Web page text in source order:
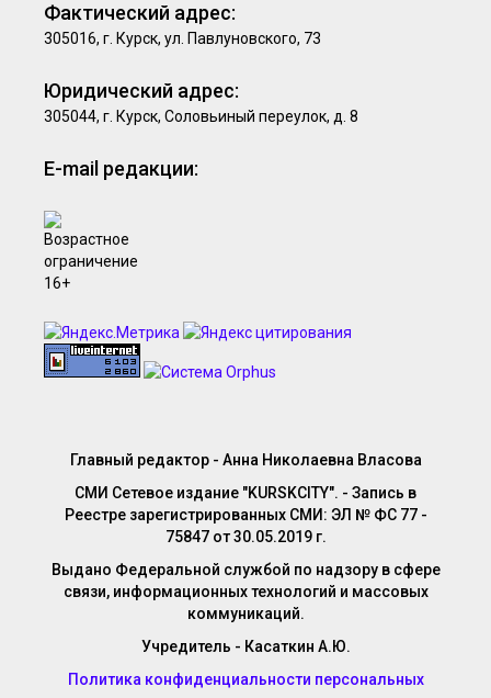
Фактический адрес:
305016, г. Курск, ул. Павлуновского, 73
Юридический адрес:
305044, г. Курск, Соловьиный переулок, д. 8
E-mail редакции:
Главный редактор - Анна Николаевна Власова
СМИ Сетевое издание "KURSKCITY". - Запись в
Реестре зарегистрированных СМИ: ЭЛ № ФС 77 -
75847 от 30.05.2019 г.
Выдано Федеральной службой по надзору в сфере
связи, информационных технологий и массовых
коммуникаций.
Учредитель - Касаткин А.Ю.
Политика конфиденциальности персональных